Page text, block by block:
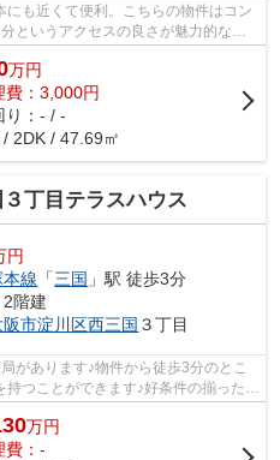
も近くて便利。こちらの物件はコン
というアクセスの良さが魅力的な物
万円
費：3,000円
り：- / -
/ 2DK / 47.69㎡
丁目テラスハウス
円
本線 「三国 」駅 徒歩3分
階建
阪市淀川区西三国 ３丁目
があります♪物件から徒歩3分のとこ
つことができます♪好条件の揃った前
す...
万円
費：-